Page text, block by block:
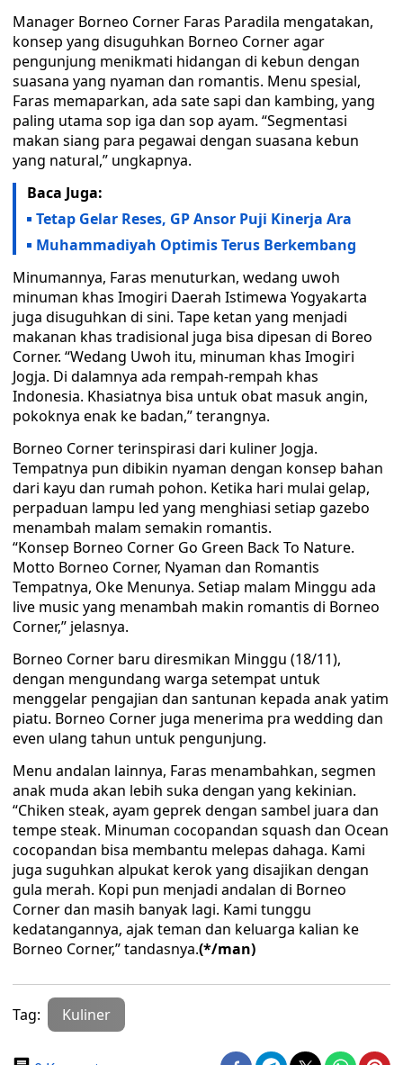
Manager Borneo Corner Faras Paradila mengatakan,
konsep yang disuguhkan Borneo Corner agar
pengunjung menikmati hidangan di kebun dengan
suasana yang nyaman dan romantis. Menu spesial,
Faras memaparkan, ada sate sapi dan kambing, yang
paling utama sop iga dan sop ayam. “Segmentasi
makan siang para pegawai dengan suasana kebun
yang natural,” ungkapnya.
Baca Juga:
Tetap Gelar Reses, GP Ansor Puji Kinerja Ara
Muhammadiyah Optimis Terus Berkembang
Minumannya, Faras menuturkan, wedang uwoh
minuman khas Imogiri Daerah Istimewa Yogyakarta
juga disuguhkan di sini. Tape ketan yang menjadi
makanan khas tradisional juga bisa dipesan di Boreo
Corner. “Wedang Uwoh itu, minuman khas Imogiri
Jogja. Di dalamnya ada rempah-rempah khas
Indonesia. Khasiatnya bisa untuk obat masuk angin,
pokoknya enak ke badan,” terangnya.
Borneo Corner terinspirasi dari kuliner Jogja.
Tempatnya pun dibikin nyaman dengan konsep bahan
dari kayu dan rumah pohon. Ketika hari mulai gelap,
perpaduan lampu led yang menghiasi setiap gazebo
menambah malam semakin romantis.
“Konsep Borneo Corner Go Green Back To Nature.
Motto Borneo Corner, Nyaman dan Romantis
Tempatnya, Oke Menunya. Setiap malam Minggu ada
live music yang menambah makin romantis di Borneo
Corner,” jelasnya.
Borneo Corner baru diresmikan Minggu (18/11),
dengan mengundang warga setempat untuk
menggelar pengajian dan santunan kepada anak yatim
piatu. Borneo Corner juga menerima pra wedding dan
even ulang tahun untuk pengunjung.
Menu andalan lainnya, Faras menambahkan, segmen
anak muda akan lebih suka dengan yang kekinian.
“Chiken steak, ayam geprek dengan sambel juara dan
tempe steak. Minuman cocopandan squash dan Ocean
cocopandan bisa membantu melepas dahaga. Kami
juga suguhkan alpukat kerok yang disajikan dengan
gula merah. Kopi pun menjadi andalan di Borneo
Corner dan masih banyak lagi. Kami tunggu
kedatangannya, ajak teman dan keluarga kalian ke
Borneo Corner,” tandasnya.(*/man)
Tag: Kuliner